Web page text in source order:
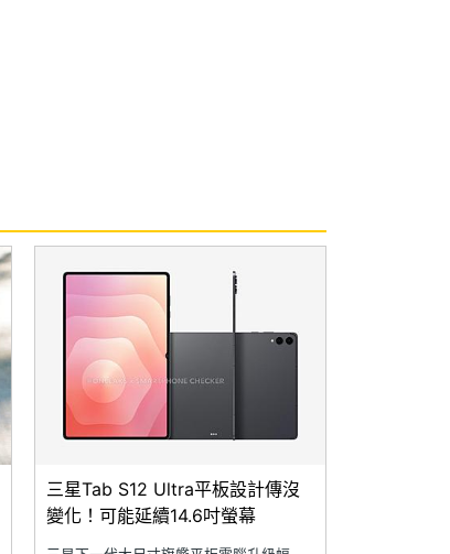
三星Tab S12 Ultra平板設計傳沒
變化！可能延續14.6吋螢幕